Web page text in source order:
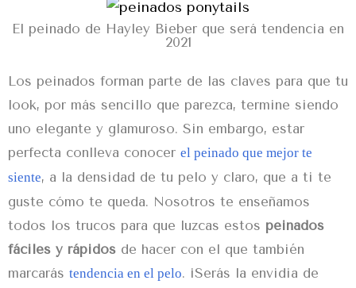
El peinado de Hayley Bieber que será tendencia en
2021
Los peinados forman parte de las claves para que tu
look, por más sencillo que parezca, termine siendo
uno elegante y glamuroso. Sin embargo, estar
perfecta conlleva conocer el peinado que mejor te
siente, a la densidad de tu pelo y claro, que a ti te
guste cómo te queda. Nosotros te enseñamos
todos los trucos para que luzcas estos peinados
fáciles y rápidos de hacer con el que también
marcarás tendencia en el pelo. ¡Serás la envidia de